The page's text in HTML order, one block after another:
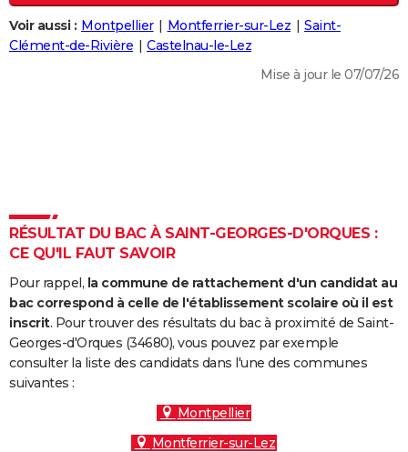
Destinations
City break
Voyage nature
Voyage de noces
Forum
Climat
+
PHOTO
COPAINS D'AVANT
S'inscrire
Se connecter
Lycées
Collèges
Primaires
Universités
Entreprises
Service militaire
Avis de recherche
AVIS DE DÉCÈS
FORUM
Bricolage
Lifestyle
Culture
Sport
Auto
Television
Voyage
Cinema
Voir aussi : Montpellier Montferrier-sur-Lez
Saint-
Clément-de-Rivière
Castelnau-le-Lez
Mise à jour le 07/07/26
RÉSULTAT DU BAC À SAINT-GEORGES-D'ORQUES :
CE QU'IL FAUT SAVOIR
Pour rappel, la commune de rattachement d'un candidat au
bac correspond à celle de l'établissement scolaire où il est
inscrit. Pour trouver des résultats du bac à proximité de Saint-
Georges-d'Orques (34680), vous pouvez par exemple
consulter la liste des candidats dans l'une des communes
suivantes :
Montpellier
Montferrier-sur-Lez